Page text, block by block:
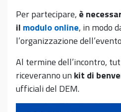
Per partecipare, è
il modulo online, in modo
l’organizzazione
Al termine dell’incontro,
riceveranno un kit di
ufficiali del DEM.